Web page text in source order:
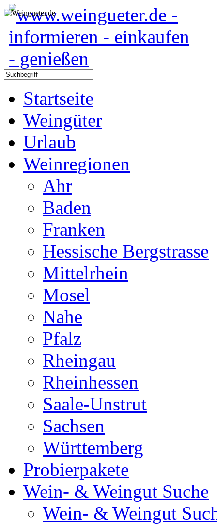
Startseite
Weingüter
Urlaub
Weinregionen
Ahr
Baden
Franken
Hessische Bergstrasse
Mittelrhein
Mosel
Nahe
Pfalz
Rheingau
Rheinhessen
Saale-Unstrut
Sachsen
Württemberg
Probierpakete
Wein- & Weingut Suche
Wein- & Weingut